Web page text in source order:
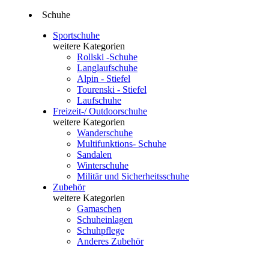
Schuhe
Sportschuhe
weitere Kategorien
Rollski -Schuhe
Langlaufschuhe
Alpin - Stiefel
Tourenski - Stiefel
Laufschuhe
Freizeit-/ Outdoorschuhe
weitere Kategorien
Wanderschuhe
Multifunktions- Schuhe
Sandalen
Winterschuhe
Militär und Sicherheitsschuhe
Zubehör
weitere Kategorien
Gamaschen
Schuheinlagen
Schuhpflege
Anderes Zubehör